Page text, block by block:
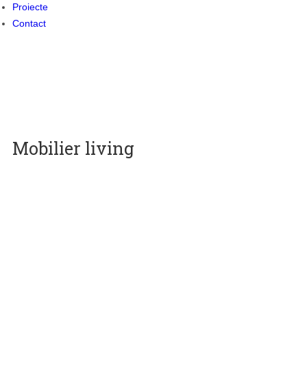
Proiecte
Contact
Mobilier living